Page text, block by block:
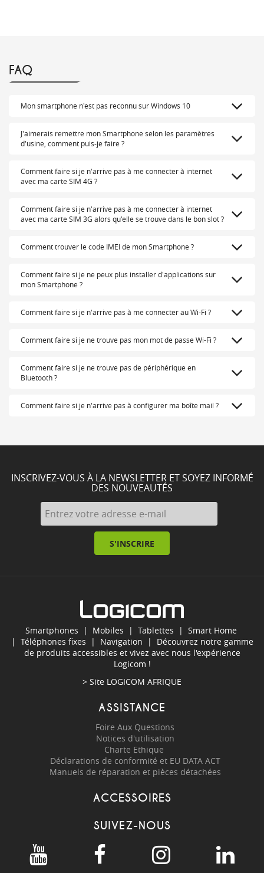
FAQ
Mon smartphone n'est pas reconnu sur Windows 10
J'aimerais remettre mon Smartphone selon les paramètres
d'usine, comment puis-je faire ?
Comment faire si je n'arrive pas à me connecter à internet
avec ma carte SIM 4G ?
Comment faire si je n'arrive pas à me connecter à internet
avec ma carte SIM 3G alors qu'elle se trouve dans le bon slot ?
Comment trouver le code IMEI de mon Smartphone ?
Comment faire si je ne peux plus installer d'applications sur
mon Smartphone ?
Comment faire si je n'arrive pas à me connecter au Wi-Fi ?
Comment faire si je ne trouve pas mon mot de passe Wi-Fi ?
Comment faire si je ne trouve pas de périphérique en
Bluetooth ?
Comment faire si je n'arrive pas à configurer ma boîte mail ?
INSCRIVEZ-VOUS À LA NEWSLETTER ET SOYEZ INFORMÉ
DES NOUVEAUTÉS
S'INSCRIRE
Smartphones | Mobiles | Tablettes | Smart Home
| Téléphones fixes | Navigation | Découvrez notre gamme
de produits accessibles et vivez avec nous l'expérience
Logicom !
> Site LOGICOM AFRIQUE
ASSISTANCE
Foire Aux Questions
Notices d'utilisation
Charte Ethique
Déclarations de conformité et EU DATA ACT
Manuels de réparation et pièces détachées
ACCESSOIRES
SUIVEZ-NOUS